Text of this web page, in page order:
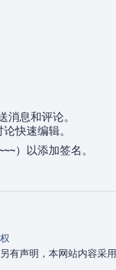
消息和评论。
快速编辑。
）以添加签名。
有声明，本网站内容采用